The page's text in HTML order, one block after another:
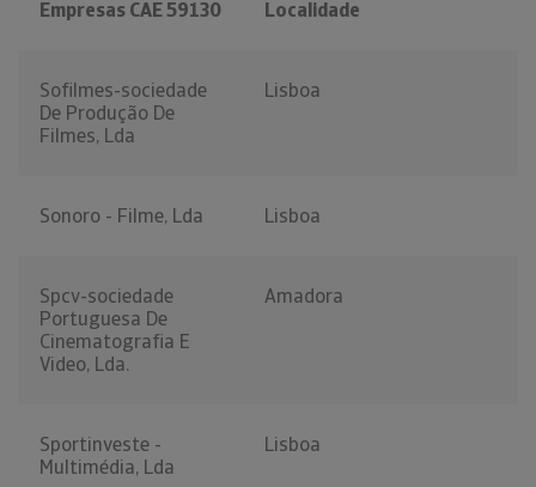
Empresas CAE 59130 Localidade
Sofilmes-sociedade
De Produção De
Filmes, Lda
Lisboa
Sonoro - Filme, Lda Lisboa
Spcv-sociedade
Portuguesa De
Cinematografia E
Video, Lda.
Amadora
Sportinveste -
Multimédia, Lda
Lisboa